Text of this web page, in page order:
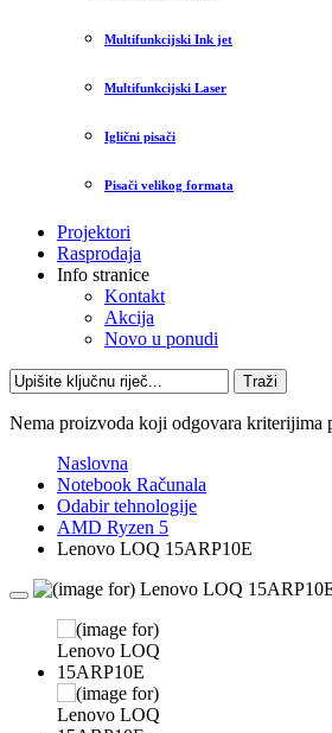
Multifunkcijski Ink jet
Multifunkcijski Laser
Iglični pisači
Pisači velikog formata
Projektori
Rasprodaja
Info stranice
Kontakt
Akcija
Novo u ponudi
Traži
Nema proizvoda koji odgovara kriterijima
Naslovna
Notebook Računala
Odabir tehnologije
AMD Ryzen 5
Lenovo LOQ 15ARP10E